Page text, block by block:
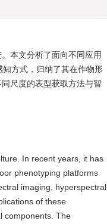
本文分析了面向不同应用
方式，归纳了其在作物形
尺度的表型获取方法与智
In recent years, it has
phenotyping platforms
imaging, hyperspectral
of these
components. The